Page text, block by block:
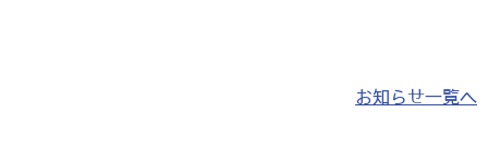
お知らせ一覧へ